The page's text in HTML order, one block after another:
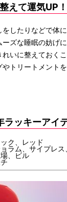
えて運気UP！
したりなどで体
ズな睡眠の妨げ
いに整えておく
トリートメント
ッキーアイ
ク、レッド
ラム、サイプレス
、ビル